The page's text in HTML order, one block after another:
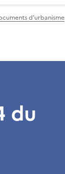
d’urbanisme
du